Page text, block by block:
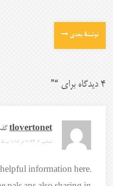
نوشتهٔ بعدی
4 دیدگاه برای “ ”
tlovertonet
دسامبر 2, 2024 در 1:18 ب.ظ
information here.